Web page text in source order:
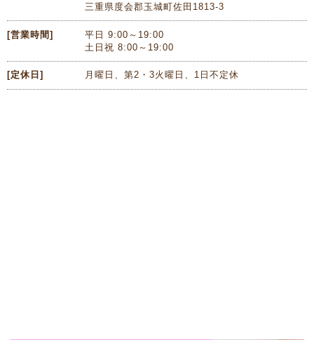
三重県度会郡玉城町佐田1813-3
[営業時間]
平日 9:00～19:00
土日祝 8:00～19:00
[定休日] 月曜日、第2・3火曜日、1日不定休